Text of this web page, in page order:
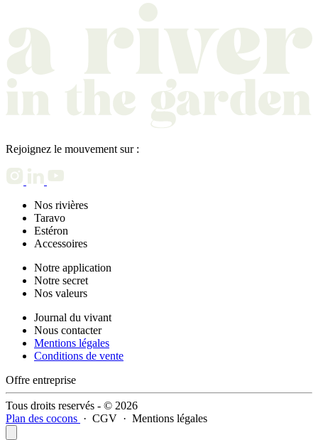
Rejoignez le mouvement sur :
Nos rivières
Taravo
Estéron
Accessoires
Notre application
Notre secret
Nos valeurs
Journal du vivant
Nous contacter
Mentions légales
Conditions de vente
Offre entreprise
Tous droits reservés - © 2026
Plan des cocons · CGV · Mentions légales